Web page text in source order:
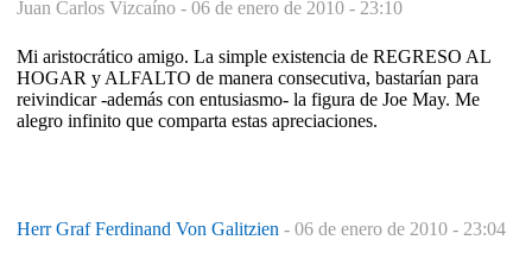
Juan Carlos Vizcaíno - 06 de enero de 2010 - 23:10
Mi aristocrático amigo. La simple existencia de REGRESO AL
HOGAR y ALFALTO de manera consecutiva, bastarían para
reivindicar -además con entusiasmo- la figura de Joe May. Me
alegro infinito que comparta estas apreciaciones.
Herr Graf Ferdinand Von Galitzien - 06 de enero de 2010 - 23:04